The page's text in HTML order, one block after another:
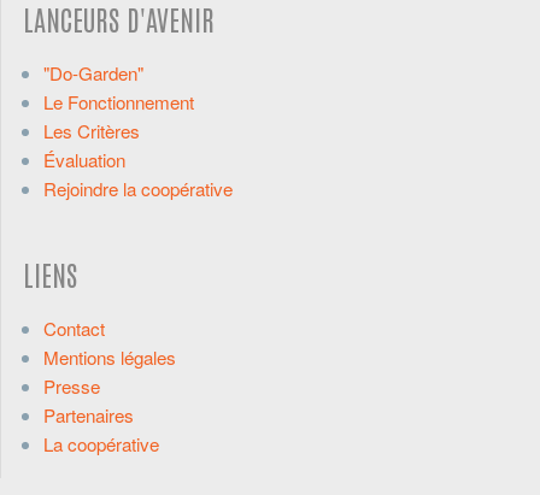
LANCEURS D'AVENIR
"Do-Garden"
Le Fonctionnement
Les Critères
Évaluation
Rejoindre la coopérative
LIENS
Contact
Mentions légales
Presse
Partenaires
La coopérative